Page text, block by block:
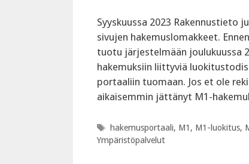
Syyskuussa 2023 Rakennustieto
sivujen hakemuslomakkeet.
tuotu järjestelmään joulukuussa
hakemuksiin liittyviä
portaaliin tuomaan. Jos et ole
aikaisemmin jättänyt M1-
Avainsanat
hakemusportaali, M1 , M1-luokitus,
Ympäristöpalvelut